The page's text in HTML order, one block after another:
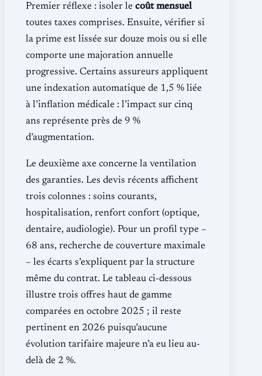
Premier réflexe : isoler le coût mensuel
toutes taxes comprises. Ensuite, vérifier si
la prime est lissée sur douze mois ou si elle
comporte une majoration annuelle
progressive. Certains assureurs appliquent
une indexation automatique de 1,5 % liée
à l’inflation médicale : l’impact sur cinq
ans représente près de 9 %
d’augmentation.
Le deuxième axe concerne la ventilation
des garanties. Les devis récents affichent
trois colonnes : soins courants,
hospitalisation, renfort confort (optique,
dentaire, audiologie). Pour un profil type –
68 ans, recherche de couverture maximale
– les écarts s’expliquent par la structure
même du contrat. Le tableau ci-dessous
illustre trois offres haut de gamme
comparées en octobre 2025 ; il reste
pertinent en 2026 puisqu’aucune
évolution tarifaire majeure n’a eu lieu au-
delà de 2 %.